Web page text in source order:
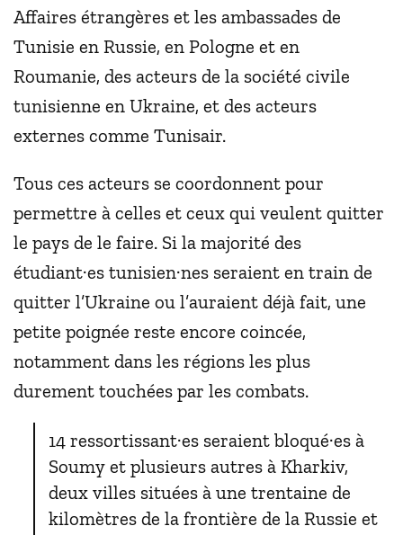
Affaires étrangères et les ambassades de
Tunisie en Russie, en Pologne et en
Roumanie, des acteurs de la société civile
tunisienne en Ukraine, et des acteurs
externes comme Tunisair.
Tous ces acteurs se coordonnent pour
permettre à celles et ceux qui veulent quitter
le pays de le faire. Si la majorité des
étudiant·es tunisien·nes seraient en train de
quitter l’Ukraine ou l’auraient déjà fait, une
petite poignée reste encore coincée,
notamment dans les régions les plus
durement touchées par les combats.
14 ressortissant·es seraient bloqué·es à
Soumy et plusieurs autres à Kharkiv,
deux villes situées à une trentaine de
kilomètres de la frontière de la Russie et